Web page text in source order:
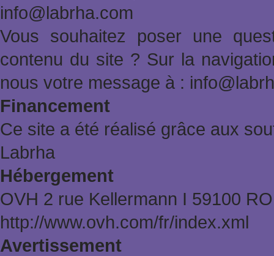
info@labrha.com
Vous souhaitez poser une
contenu du site ? Sur la
nous votre message à :
Financement
Ce site a été réalisé grâce aux
Labrha
Hébergement
OVH 2 rue Kellermann Ι 59100
http://www.ovh.com/fr/index.xml
Avertissement